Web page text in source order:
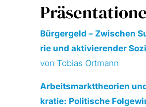
Bür­ger­geld – Zwi­schen
rie und akti­vie­ren­der
von Tobi­as Ort­mann
Arbeits­markt­theo­rien
kra­tie: Poli­ti­sche